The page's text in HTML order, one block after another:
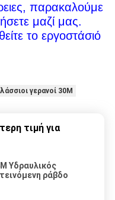
παρακαλούμε
μαζί μας.
το εργοστάσιό
γερανοί 30M
τιμή για
Υδραυλικός
ράβδο